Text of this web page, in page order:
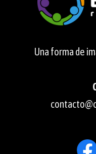
Una forma de